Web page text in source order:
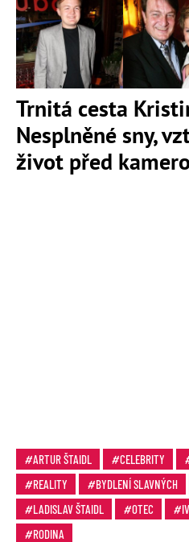
Trnitá cesta
Nesplněné sny,
život před
ARTUR ŠTAIDL CELEBRITY
REALITY
BYDLENÍ SLAVNÝCH
LADISLAV ŠTAIDL
OTEC
RODINA